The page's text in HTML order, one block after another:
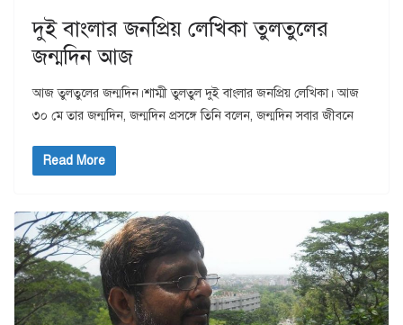
দুই বাংলার জনপ্রিয় লেখিকা তুলতুলের
জন্মদিন আজ
আজ তুলতুলের জন্মদিন।শাম্মী তুলতুল দুই বাংলার জনপ্রিয় লেখিকা। আজ
৩০ মে তার জন্মদিন, জন্মদিন প্রসঙ্গে তিনি বলেন, জন্মদিন সবার জীবনে
Read More